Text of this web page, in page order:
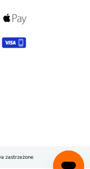
zastrzeżone